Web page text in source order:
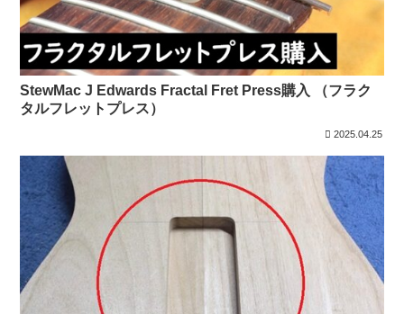
StewMac J Edwards Fractal Fret Press購入 （フラク
タルフレットプレス）
2025.04.25